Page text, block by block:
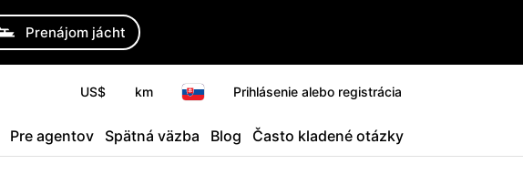
Prenájom jácht
US$ km Prihlásenie alebo registrácia
Pre agentov Spätná väzba Blog Často kladené otázky